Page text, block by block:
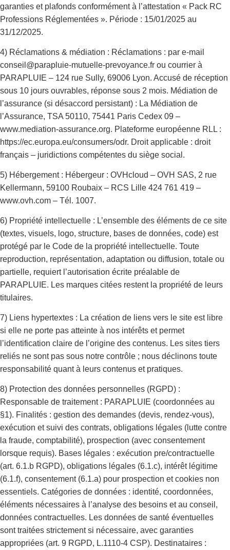
garanties et plafonds conformément à l’attestation « Pack RC
Professions Réglementées ». Période : 15/01/2025 au
31/12/2025.
4) Réclamations & médiation : Réclamations : par e-mail
conseil@parapluie-mutuelle-prevoyance.fr ou courrier à
PARAPLUIE – 124 rue Sully, 69006 Lyon. Accusé de réception
sous 10 jours ouvrables, réponse sous 2 mois. Médiation de
l’assurance (si désaccord persistant) : La Médiation de
l’Assurance, TSA 50110, 75441 Paris Cedex 09 –
www.mediation-assurance.org. Plateforme européenne RLL :
https://ec.europa.eu/consumers/odr. Droit applicable : droit
français – juridictions compétentes du siège social.
5) Hébergement : Hébergeur : OVHcloud – OVH SAS, 2 rue
Kellermann, 59100 Roubaix – RCS Lille 424 761 419 –
www.ovh.com – Tél. 1007.
6) Propriété intellectuelle : L’ensemble des éléments de ce site
(textes, visuels, logo, structure, bases de données, code) est
protégé par le Code de la propriété intellectuelle. Toute
reproduction, représentation, adaptation ou diffusion, totale ou
partielle, requiert l’autorisation écrite préalable de
PARAPLUIE. Les marques citées restent la propriété de leurs
titulaires.
7) Liens hypertextes : La création de liens vers le site est libre
si elle ne porte pas atteinte à nos intérêts et permet
l’identification claire de l’origine des contenus. Les sites tiers
reliés ne sont pas sous notre contrôle ; nous déclinons toute
responsabilité quant à leurs contenus et pratiques.
8) Protection des données personnelles (RGPD) :
Responsable de traitement : PARAPLUIE (coordonnées au
§1). Finalités : gestion des demandes (devis, rendez-vous),
exécution et suivi des contrats, obligations légales (lutte contre
la fraude, comptabilité), prospection (avec consentement
lorsque requis). Bases légales : exécution pre/contractuelle
(art. 6.1.b RGPD), obligations légales (6.1.c), intérêt légitime
(6.1.f), consentement (6.1.a) pour prospection et cookies non
essentiels. Catégories de données : identité, coordonnées,
éléments nécessaires à l’analyse des besoins et au conseil,
données contractuelles. Les données de santé éventuelles
sont traitées strictement si nécessaire, avec garanties
appropriées (art. 9 RGPD, L.1110-4 CSP). Destinataires :